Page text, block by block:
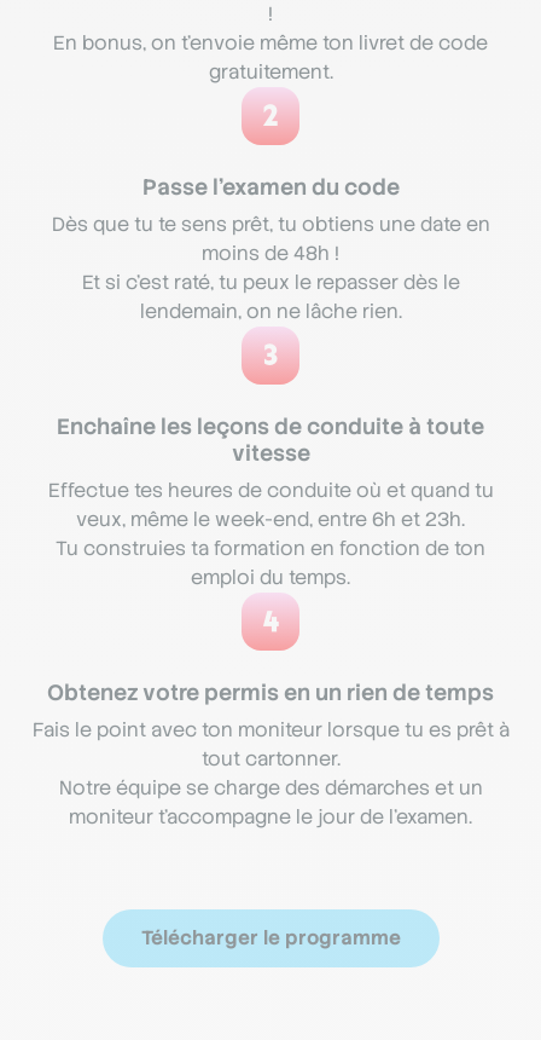
!
En bonus, on t'envoie même ton livret de code
gratuitement.
2
Passe l’examen du code
Dès que tu te sens prêt, tu obtiens une date en
moins de 48h !
Et si c’est raté, tu peux le repasser dès le
lendemain, on ne lâche rien.
3
Enchaîne les leçons de conduite à toute
vitesse
Effectue tes heures de conduite où et quand tu
veux, même le week-end, entre 6h et 23h.
Tu construies ta formation en fonction de ton
emploi du temps.
4
Obtenez votre permis en un rien de temps
Fais le point avec ton moniteur lorsque tu es prêt à
tout cartonner.
Notre équipe se charge des démarches et un
moniteur t'accompagne le jour de l'examen.
Télécharger le programme